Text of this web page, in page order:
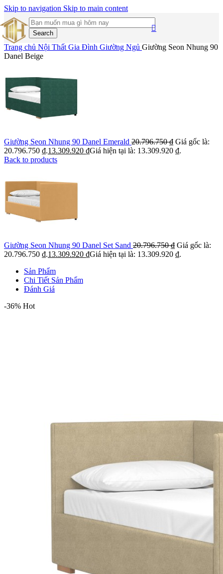
Skip to navigation Skip to main content
Search
Trang chủ Nội Thất Gia Đình Giường Ngủ Giường Seon Nhung 90
Danel Beige
Giường Seon Nhung 90 Danel Emerald 20.796.750₫ Giá gốc là:
20.796.750 ₫.13.309.920 ₫Giá hiện tại là: 13.309.920 ₫.
Back to products
Giường Seon Nhung 90 Danel Set Sand 20.796.750₫ Giá gốc là:
20.796.750 ₫.13.309.920 ₫Giá hiện tại là: 13.309.920 ₫.
Sản Phẩm
Chi Tiết Sản Phẩm
Đánh Giá
-36% Hot